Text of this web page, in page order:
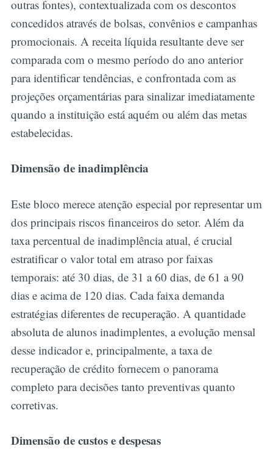
outras fontes), contextualizada com os descontos
concedidos através de bolsas, convênios e campanhas
promocionais. A receita líquida resultante deve ser
comparada com o mesmo período do ano anterior
para identificar tendências, e confrontada com as
projeções orçamentárias para sinalizar imediatamente
quando a instituição está aquém ou além das metas
estabelecidas.
Dimensão de inadimplência
Este bloco merece atenção especial por representar um
dos principais riscos financeiros do setor. Além da
taxa percentual de inadimplência atual, é crucial
estratificar o valor total em atraso por faixas
temporais: até 30 dias, de 31 a 60 dias, de 61 a 90
dias e acima de 120 dias. Cada faixa demanda
estratégias diferentes de recuperação. A quantidade
absoluta de alunos inadimplentes, a evolução mensal
desse indicador e, principalmente, a taxa de
recuperação de crédito fornecem o panorama
completo para decisões tanto preventivas quanto
corretivas.
Dimensão de custos e despesas